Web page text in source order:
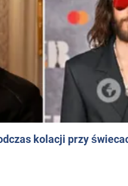
kolacji przy